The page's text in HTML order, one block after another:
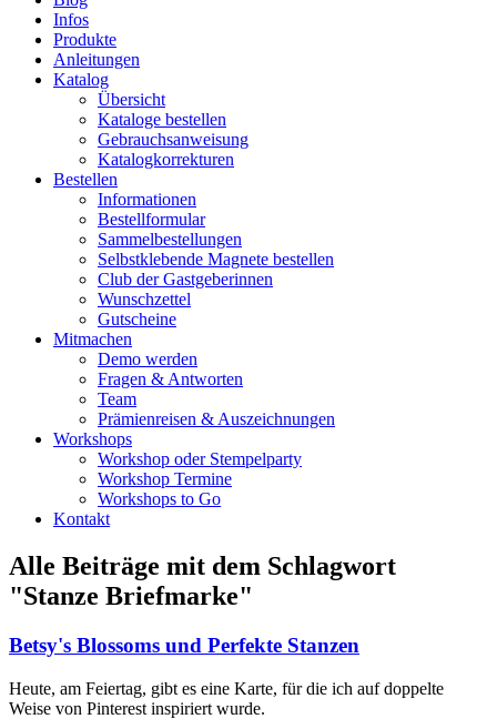
Infos
Produkte
Anleitungen
Katalog
Übersicht
Kataloge bestellen
Gebrauchsanweisung
Katalogkorrekturen
Bestellen
Informationen
Bestellformular
Sammelbestellungen
Selbstklebende Magnete bestellen
Club der Gastgeberinnen
Wunschzettel
Gutscheine
Mitmachen
Demo werden
Fragen & Antworten
Team
Prämienreisen & Auszeichnungen
Workshops
Workshop oder Stempelparty
Workshop Termine
Workshops to Go
Kontakt
Alle Beiträge mit dem Schlagwort
"Stanze Briefmarke"
Betsy's Blossoms und Perfekte Stanzen
Heute, am Feiertag, gibt es eine Karte, für die ich auf doppelte
Weise von Pinterest inspiriert wurde.